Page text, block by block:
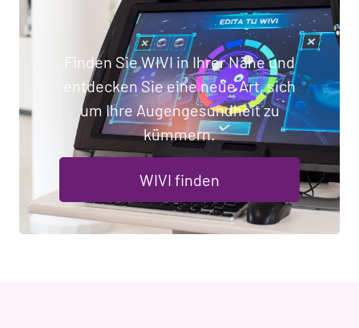
Finden Sie WIVI in Ihrer Nähe und
entdecken Sie eine neue Art, sich
um Ihre Augengesundheit zu
kümmern.
WIVI finden